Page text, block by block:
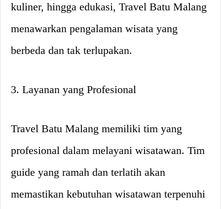
kuliner, hingga edukasi, Travel Batu Malang
menawarkan pengalaman wisata yang
berbeda dan tak terlupakan.
3. Layanan yang Profesional
Travel Batu Malang memiliki tim yang
profesional dalam melayani wisatawan. Tim
guide yang ramah dan terlatih akan
memastikan kebutuhan wisatawan terpenuhi